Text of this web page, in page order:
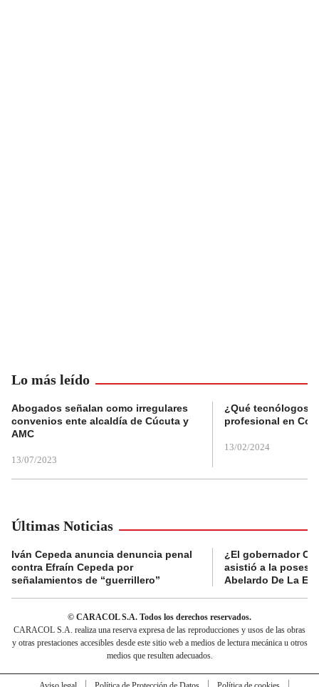
Lo más leído
Abogados señalan como irregulares
convenios ente alcaldía de Cúcuta y
AMC
13/07/2023
¿Qué tecnólogos
profesional en
13/02/2024
Últimas Noticias
Iván Cepeda anuncia denuncia penal
contra Efraín Cepeda por
señalamientos de “guerrillero”
¿El gobernador
asistió a la
Abelardo De La
© CARACOL S.A. Todos los derechos reservados.
CARACOL S.A. realiza una reserva expresa de las reproducciones y usos de las obras
y otras prestaciones accesibles desde este sitio web a medios de lectura mecánica u otros
medios que resulten adecuados.